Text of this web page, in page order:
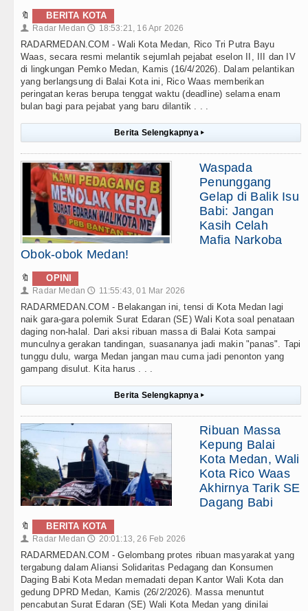
🔖 BERITA KOTA
👤 Radar Medan 🕔 18:53:21, 16 Apr 2026
RADARMEDAN.COM - Wali Kota Medan, Rico Tri Putra Bayu
Waas, secara resmi melantik sejumlah pejabat eselon II, III dan IV
di lingkungan Pemko Medan, Kamis (16/4/2026). Dalam pelantikan
yang berlangsung di Balai Kota ini, Rico Waas memberikan
peringatan keras berupa tenggat waktu (deadline) selama enam
bulan bagi para pejabat yang baru dilantik . . .
Berita Selengkapnya ▸
Waspada
Penunggang
Gelap di Balik Isu
Babi: Jangan
Kasih Celah
Mafia Narkoba
Obok-obok Medan!
🔖 OPINI
👤 Radar Medan 🕔 11:55:43, 01 Mar 2026
RADARMEDAN.COM - Belakangan ini, tensi di Kota Medan lagi
naik gara-gara polemik Surat Edaran (SE) Wali Kota soal penataan
daging non-halal. Dari aksi ribuan massa di Balai Kota sampai
munculnya gerakan tandingan, suasananya jadi makin "panas". Tapi
tunggu dulu, warga Medan jangan mau cuma jadi penonton yang
gampang disulut. Kita harus . . .
Berita Selengkapnya ▸
Ribuan Massa
Kepung Balai
Kota Medan, Wali
Kota Rico Waas
Akhirnya Tarik SE
Dagang Babi
🔖 BERITA KOTA
👤 Radar Medan 🕔 20:01:13, 26 Feb 2026
RADARMEDAN.COM - Gelombang protes ribuan masyarakat yang
tergabung dalam Aliansi Solidaritas Pedagang dan Konsumen
Daging Babi Kota Medan memadati depan Kantor Wali Kota dan
gedung DPRD Medan, Kamis (26/2/2026). Massa menuntut
pencabutan Surat Edaran (SE) Wali Kota Medan yang dinilai